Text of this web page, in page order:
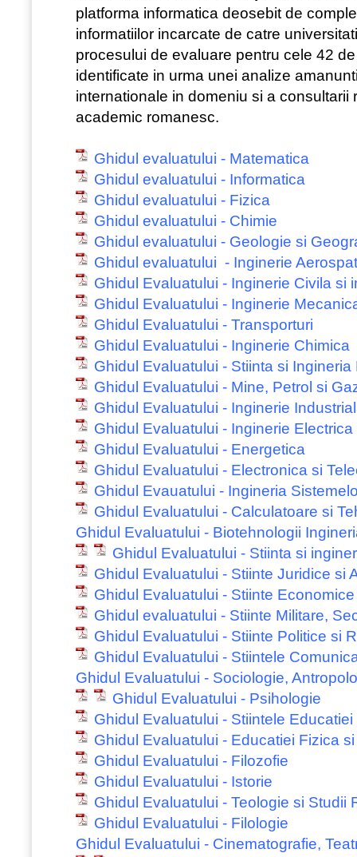
platforma informatica deosebit de
informatiilor incarcate de catre
procesului de evaluare pentru cele 42
identificate in urma unei analize
internationale in domeniu si a consultarii
academic romanesc.
Ghidul evaluatului - Matematica
Ghidul evaluatului - Informatica
Ghidul evaluatului - Fizica
Ghidul evaluatului - Chimie
Ghidul evaluatului - Geologie si
Ghidul evaluatului - Inginerie
Ghidul Evaluatului - Inginerie Civila si
Ghidul Evaluatului - Inginerie
Ghidul Evaluatului - Transporturi
Ghidul Evaluatului - Inginerie Chimica
Ghidul Evaluatului - Stiinta si Ingineria
Ghidul Evaluatului - Mine, Petrol si
Ghidul Evaluatului - Inginerie
Ghidul Evaluatului - Inginerie Electrica
Ghidul Evaluatului - Energetica
Ghidul Evaluatului - Electronica si
Ghidul Evauatului - Ingineria
Ghidul Evaluatului - Calculatoare si
Ghidul Evaluatului - Biotehnologii
Ghidul Evaluatului - Stiinta si
Ghidul Evaluatului - Stiinte Juridice si
Ghidul Evaluatului - Stiinte Economice
Ghidul evaluatului - Stiinte Militare,
Ghidul Evaluatului - Stiinte Politice si
Ghidul Evaluatului - Stiintele
Ghidul Evaluatului - Sociologie,
Ghidul Evaluatului - Psihologie
Ghidul Evaluatului - Stiintele Educatiei
Ghidul Evaluatului - Educatiei Fizica
Ghidul Evaluatului - Filozofie
Ghidul Evaluatului - Istorie
Ghidul Evaluatului - Teologie si Studii
Ghidul Evaluatului - Filologie
Ghidul Evaluatului - Cinematografie,